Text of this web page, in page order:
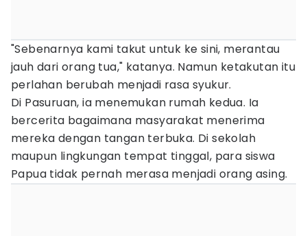
"Sebenarnya kami takut untuk ke sini, merantau
jauh dari orang tua," katanya. Namun ketakutan itu
perlahan berubah menjadi rasa syukur.
Di Pasuruan, ia menemukan rumah kedua. Ia
bercerita bagaimana masyarakat menerima
mereka dengan tangan terbuka. Di sekolah
maupun lingkungan tempat tinggal, para siswa
Papua tidak pernah merasa menjadi orang asing.